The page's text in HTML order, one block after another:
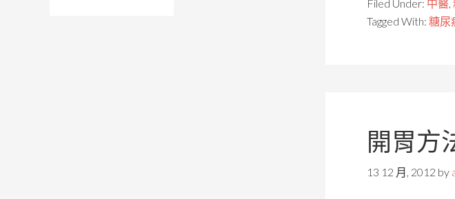
Filed Under: 中醫,
Tagged With: 糖尿
開胃方
13 12 月, 2012 by